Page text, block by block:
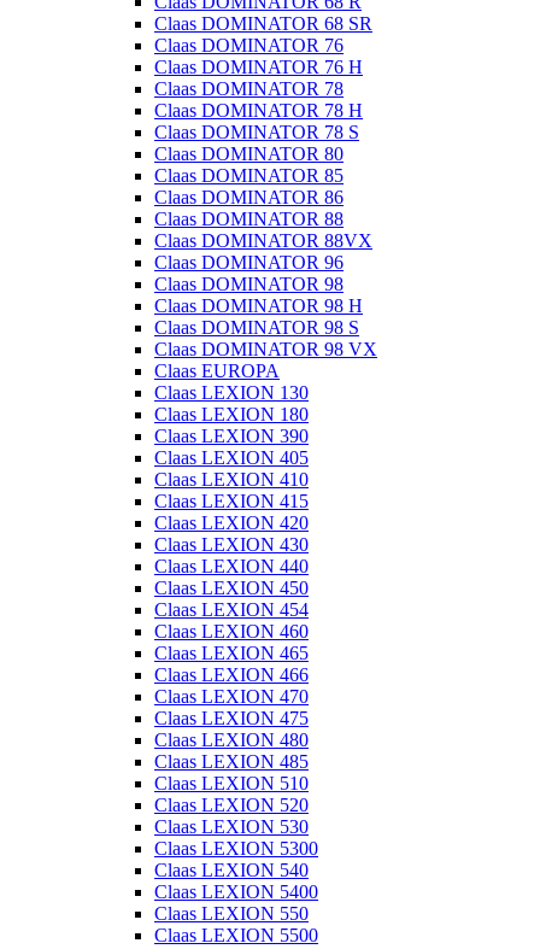
Claas DOMINATOR 68 SR
Claas DOMINATOR 76
Claas DOMINATOR 76 H
Claas DOMINATOR 78
Claas DOMINATOR 78 H
Claas DOMINATOR 78 S
Claas DOMINATOR 80
Claas DOMINATOR 85
Claas DOMINATOR 86
Claas DOMINATOR 88
Claas DOMINATOR 88VX
Claas DOMINATOR 96
Claas DOMINATOR 98
Claas DOMINATOR 98 H
Claas DOMINATOR 98 S
Claas DOMINATOR 98 VX
Claas EUROPA
Claas LEXION 130
Claas LEXION 180
Claas LEXION 390
Claas LEXION 405
Claas LEXION 410
Claas LEXION 415
Claas LEXION 420
Claas LEXION 430
Claas LEXION 440
Claas LEXION 450
Claas LEXION 454
Claas LEXION 460
Claas LEXION 465
Claas LEXION 466
Claas LEXION 470
Claas LEXION 475
Claas LEXION 480
Claas LEXION 485
Claas LEXION 510
Claas LEXION 520
Claas LEXION 530
Claas LEXION 5300
Claas LEXION 540
Claas LEXION 5400
Claas LEXION 550
Claas LEXION 5500